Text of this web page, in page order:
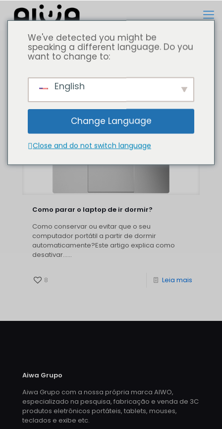
Todos Computador portátil
Como parar o laptop de ir dormir?
Como conservar ou evitar que o seu
computador portátil a partir de dormir
automaticamente?Este artigo explica como
desativar......
8 Leia mais
Aiwa Grupo
Aiwa Grupo com a nossa própria marca AIWO,
especializado na pesquisa, fabricação e venda de 3C
produtos eletrônicos portáteis, tablets, mouses,
teclados e exibe etc.
We've detected you might be
speaking a different language. Do you
want to change to:
English
Change Language
Close and do not switch language